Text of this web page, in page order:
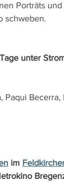
Porträts
schweben.
unter
Paqui
im